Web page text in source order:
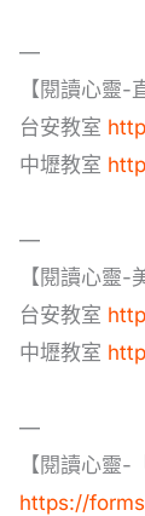
—
【閱讀心靈-
台安教室
中壢教室
—
【閱讀心靈-
台安教室
中壢教室
—
【閱讀心靈-
https://